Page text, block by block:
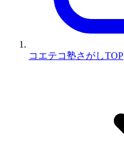
コエテコ塾さがしTOP